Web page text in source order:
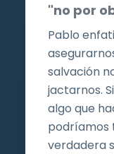
"no por
Pablo
salvación
jactarnos.
algo que
podríamos
verdadera